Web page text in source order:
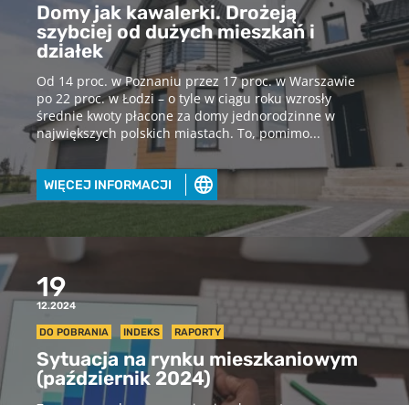
Domy jak kawalerki. Drożeją
szybciej od dużych mieszkań i
działek
Od 14 proc. w Poznaniu przez 17 proc. w Warszawie
po 22 proc. w Łodzi – o tyle w ciągu roku wzrosły
średnie kwoty płacone za domy jednorodzinne w
największych polskich miastach. To, pomimo...
WIĘCEJ INFORMACJI
19
12.2024
DO POBRANIA INDEKS RAPORTY
Sytuacja na rynku mieszkaniowym
(październik 2024)